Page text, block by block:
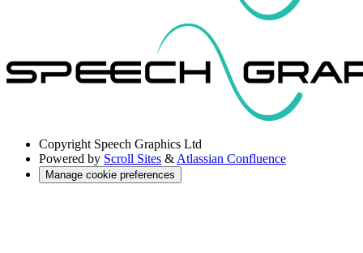
Copyright Speech Graphics Ltd
Powered by Scroll Sites & Atlassian Confluence
Manage cookie preferences